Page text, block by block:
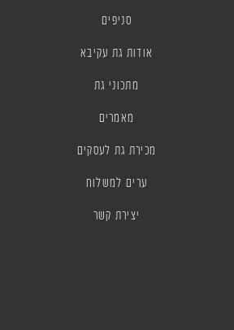
סניפים
אודות גת עקיבא
מתכוני גת
מאמרים
מכירת גת לעסקים
ערים למשלוח
יצירת קשר